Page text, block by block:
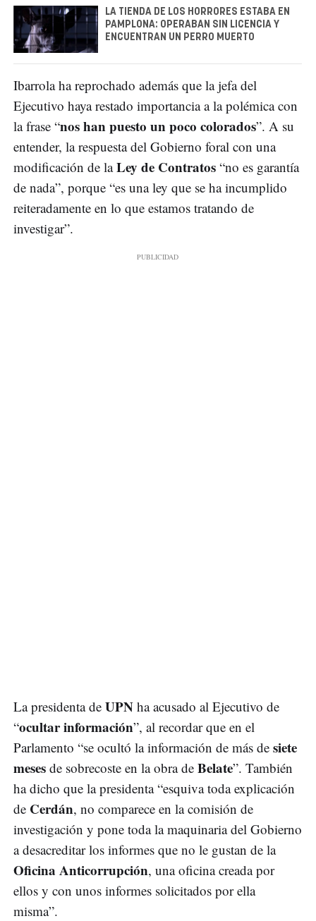
LA TIENDA DE LOS HORRORES ESTABA EN
PAMPLONA: OPERABAN SIN LICENCIA Y
ENCUENTRAN UN PERRO MUERTO
Ibarrola ha reprochado además que la jefa del
Ejecutivo haya restado importancia a la polémica con
la frase “nos han puesto un poco colorados”. A su
entender, la respuesta del Gobierno foral con una
modificación de laLey de Contratos “no es garantía
de nada”, porque “es una ley que se ha incumplido
reiteradamente en lo que estamos tratando de
investigar”.
La presidenta de UPN ha acusado al Ejecutivo de
“ocultar información”, al recordar que en el
Parlamento “se ocultó la información de más de siete
meses de sobrecoste en la obra de Belate”. También
ha dicho que la presidenta “esquiva toda explicación
de Cerdán, no comparece en la comisión de
investigación y pone toda la maquinaria del Gobierno
a desacreditar los informes que no le gustan de la
Oficina Anticorrupción, una oficina creada por
ellos y con unos informes solicitados por ella
misma”.